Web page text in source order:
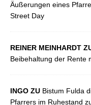
Äußerungen eines
Street Day
REINER MEINHARDT
Beibehaltung der Rente
INGO ZU Bistum Fulda
Pfarrers im Ruhestand